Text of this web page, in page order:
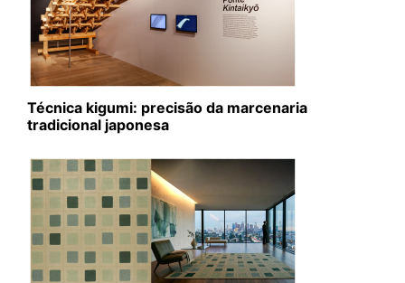
Técnica kigumi: precisão da marcenaria
tradicional japonesa